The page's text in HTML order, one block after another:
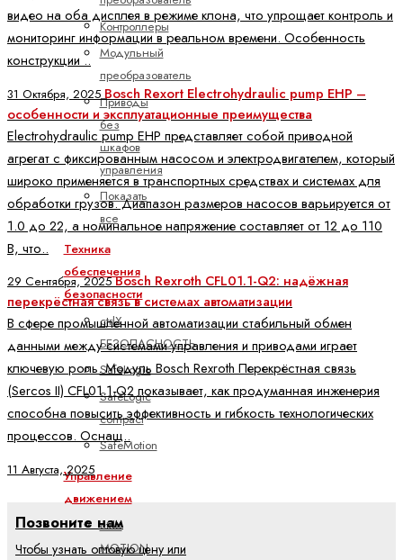
Контроллеры
Модульный
преобразователь
Приводы
без
шкафов
управления
Показать
все
Техника
обеспечения
безопасности
ctrlX
БЕЗОПАСНОСТЬ
SafeLogic
SafeLogic
compact
SafeMotion
Управление
движением
ctrlX
MOTION
видео на оба дисплея в режиме клона, что упрощает контроль и
мониторинг информации в реальном времени. Особенность
конструкции ..
31 Октября, 2025 Bosch Rexort Electrohydraulic pump EHP –
особенности и эксплуатационные преимущества
Electrohydraulic pump EHP представляет собой приводной
агрегат с фиксированным насосом и электродвигателем, который
широко применяется в транспортных средствах и системах для
обработки грузов. Диапазон размеров насосов варьируется от
1.0 до 22, а номинальное напряжение составляет от 12 до 110
В, что..
29 Сентября, 2025Bosch Rexroth CFL01.1-Q2: надёжная
перекрёстная связь в системах автоматизации
В сфере промышленной автоматизации стабильный обмен
данными между системами управления и приводами играет
ключевую роль. Модуль Bosch Rexroth Перекрёстная связь
(Sercos II) CFL01.1-Q2 показывает, как продуманная инженерия
способна повысить эффективность и гибкость технологических
процессов. Оснащ..
11 Августа, 2025
Позвоните нам
Чтобы узнать оптовую цену или